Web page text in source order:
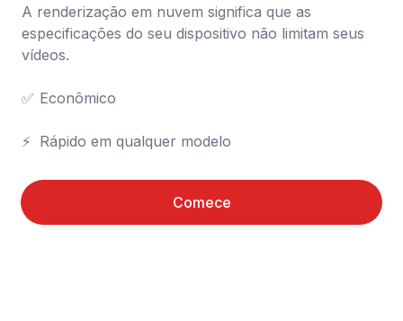
A renderização em nuvem significa que as
especificações do seu dispositivo não limitam seus
vídeos.
✅	Econômico
⚡	Rápido em qualquer modelo
Comece